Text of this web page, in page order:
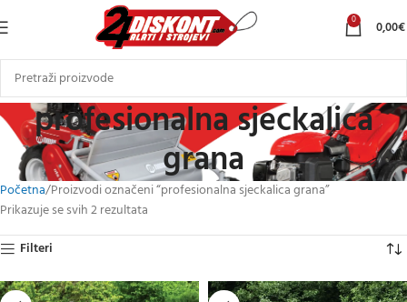
0 0,00€
profesionalna sjeckalica
grana
Početna Proizvodi označeni “profesionalna sjeckalica grana”
Prikazuje se svih 2 rezultata
Filteri